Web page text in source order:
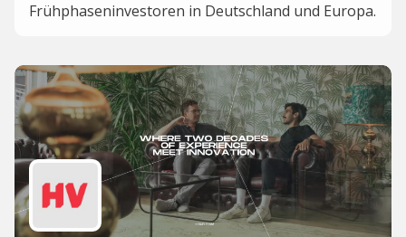
Frühphaseninvestoren in Deutschland und Europa.